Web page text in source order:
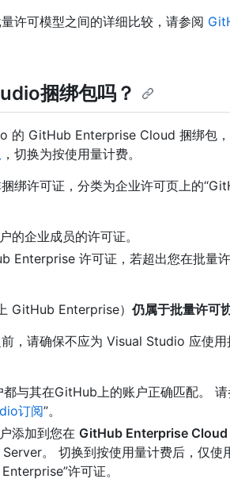
许可模型之间的详细比较，请参阅
捆绑包吗？
的 GitHub Enterprise Cloud 捆绑包
，切换为按使用量计费。
绑许可证，分类为企业许可页上的
企业成员的许可证。
Enterprise 许可证，若超出您在批量
GitHub Enterprise） 仍属于批量许可
，请确保不应为 Visual Studio 应使
与其在GitHub上的账户正确匹配。 请
订阅”。
添加到您在 GitHub Enterprise Cloud
。 切换到按使用量计费后，仅
许可证。